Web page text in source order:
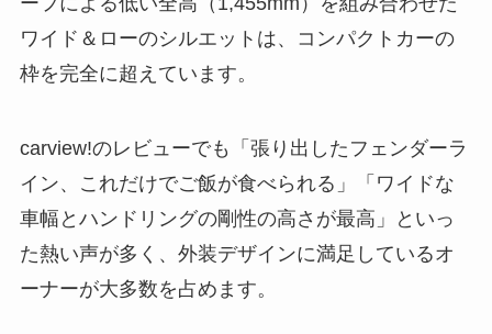
ワイド＆ローのシルエットは、コンパクトカーの
枠を完全に超えています。
carview!のレビューでも「張り出したフェンダーラ
イン、これだけでご飯が食べられる」「ワイドな
車幅とハンドリングの剛性の高さが最高」といっ
た熱い声が多く、外装デザインに満足しているオ
ーナーが大多数を占めます。